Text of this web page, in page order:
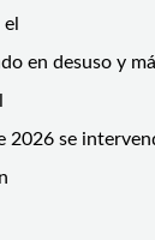
el
en desuso y
2026 se